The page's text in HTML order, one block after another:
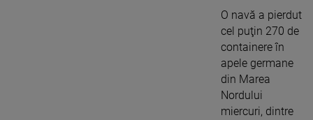
O navă a pierdut
cel puţin 270 de
containere în
apele germane
din Marea
Nordului
miercuri, dintre